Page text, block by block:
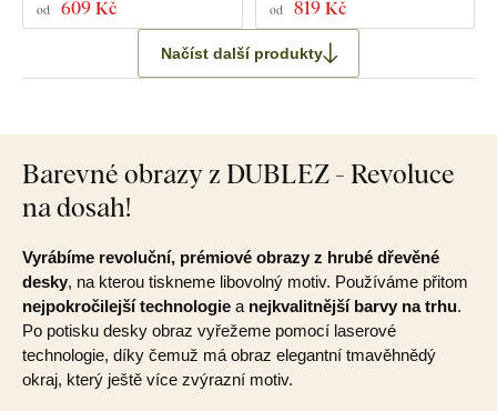
od 609 Kč od 819 Kč
Načíst další produkty
Barevné obrazy z DUBLEZ - Revoluce
na dosah!
Vyrábíme revoluční, prémiové obrazy z hrubé dřevěné
desky, na kterou tiskneme libovolný motiv. Používáme přitom
nejpokročilejší technologie a nejkvalitnější barvy na trhu.
Po potisku desky obraz vyřežeme pomocí laserové
technologie, díky čemuž má obraz elegantní tmavěhnědý
okraj, který ještě více zvýrazní motiv.